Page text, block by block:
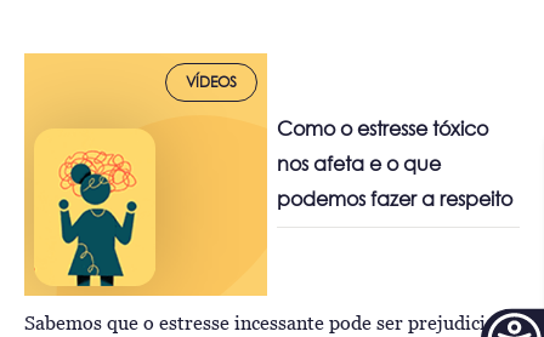
VÍDEOS
Como o estresse tóxico
nos afeta e o que
podemos fazer a respeito
Sabemos que o estresse incessante pode ser prejudicial